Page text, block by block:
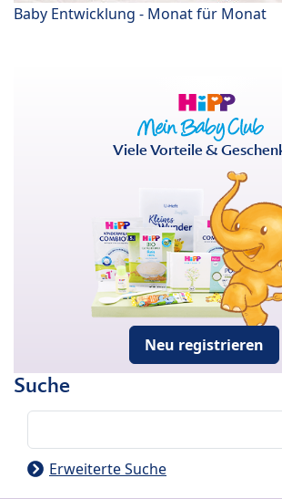
Baby Entwicklung - Monat für Monat
Viele Vorteile &
Neu registrieren
Suche
Erweiterte Suche